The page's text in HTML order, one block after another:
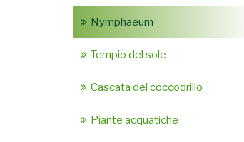
Nymphaeum
Tempio del sole
Cascata del coccodrillo
Piante acquatiche